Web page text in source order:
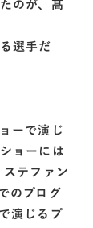
のが、髙
選手だ
ーで演じ
ョーには
テファン
のプログ
演じるプ